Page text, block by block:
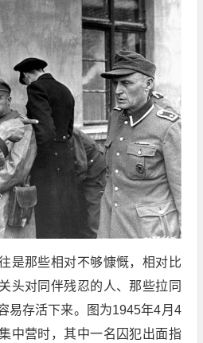
是那些相对不够慷慨，相对比
头对同伴残忍的人、那些拉同
易存活下来。图为1945年4月4
中营时，其中一名囚犯出面指